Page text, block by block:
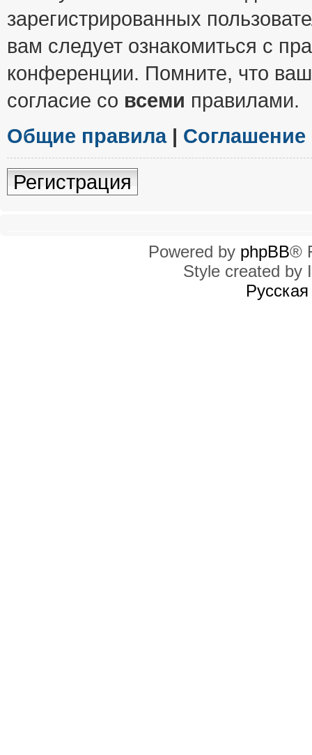
зарегистрированных
вам следует ознакомиться с
конференции. Помните, что
согласие со всеми правилами.
Общие правила|
Регистрация
Powered by phpBB®
Style created by